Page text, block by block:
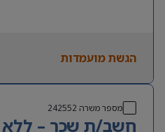
הגשת מועמדות
מספר משרה 242552
חשב/ת שכר – ללא